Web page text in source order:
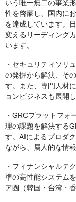
いう唯一無二の事業
性を啓蒙し、国内に
を達成しています。
変えるリーディング
います。
・セキュリティソリ
の発掘から解決、そ
す。また、専門人材
ョンビジネスも展開
・GRCプラットフォ
理の課題を解決する
す。AIによるプロダ
ながら、属人的な情
・フィナンシャルテ
準の高性能システム
ア圏（韓国・台湾・